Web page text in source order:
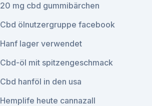
20 mg cbd gummibärchen
Cbd ölnutzergruppe facebook
Hanf lager verwendet
Cbd-öl mit spitzengeschmack
Cbd hanföl in den usa
Hemplife heute cannazall